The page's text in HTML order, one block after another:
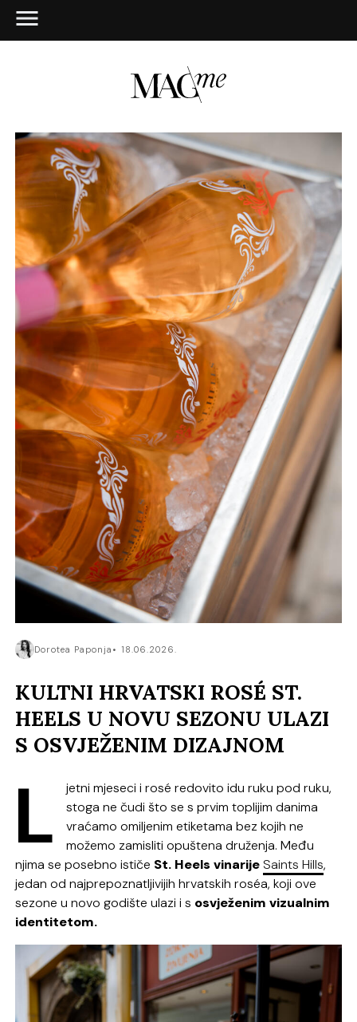
Dorotea Paponja 18.06.2026.
KULTNI HRVATSKI ROSÉ ST.
HEELS U NOVU SEZONU ULAZI
S OSVJEŽENIM DIZAJNOM
L
jetni mjeseci i rosé redovito idu ruku pod ruku,
stoga ne čudi što se s prvim toplijim danima
vraćamo omiljenim etiketama bez kojih ne
možemo zamisliti opuštena druženja. Među
njima se posebno ističe St. Heels vinarijeSaints Hills,
jedan od najprepoznatljivijih hrvatskih roséa, koji ove
sezone u novo godište ulazi i s osvježenim vizualnim
identitetom.